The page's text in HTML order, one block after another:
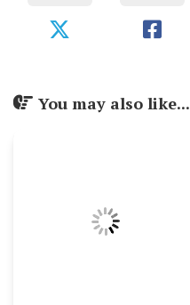
You may also like...